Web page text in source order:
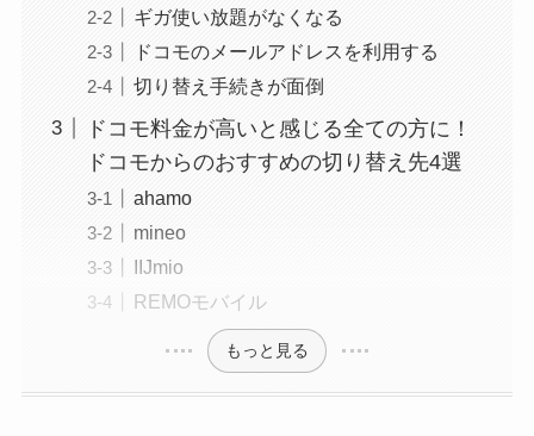
ギガ使い放題がなくなる
ドコモのメールアドレスを利用する
切り替え手続きが面倒
ドコモ料金が高いと感じる全ての方に！
ドコモからのおすすめの切り替え先4選
ahamo
mineo
IIJmio
REMOモバイル
もっと見る